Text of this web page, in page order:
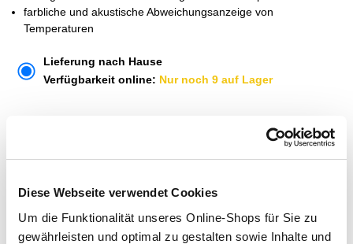
Diese Webseite verwendet Cookies
Um die Funktionalität unseres Online-Shops für Sie zu
gewährleisten und optimal zu gestalten sowie Inhalte und
farbliche und akustische Abweichungsanzeige von
Temperaturen
Lieferung nach Hause
Verfügbarkeit online: Nur noch 9 auf Lager
Um Abholung im Markt nutzen zu können, wähle zunächst
einen Markt
Jetzt prüfen und Markt auswählen
Menge